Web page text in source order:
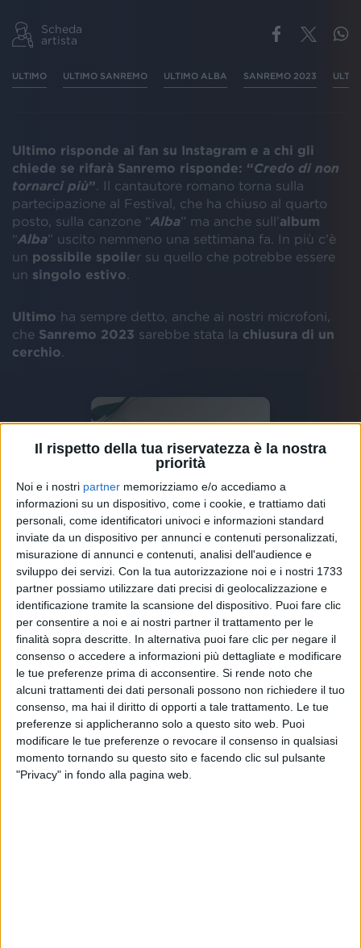
Il rispetto della tua riservatezza è la nostra
priorità
Noi e i nostri partner memorizziamo e/o accediamo a
informazioni su un dispositivo, come i cookie, e trattiamo dati
personali, come identificatori univoci e informazioni standard
inviate da un dispositivo per annunci e contenuti personalizzati,
misurazione di annunci e contenuti, analisi dell'audience e
sviluppo dei servizi. Con la tua autorizzazione noi e i nostri 1733
partner possiamo utilizzare dati precisi di geolocalizzazione e
identificazione tramite la scansione del dispositivo. Puoi fare clic
per consentire a noi e ai nostri partner il trattamento per le
finalità sopra descritte. In alternativa puoi fare clic per negare il
consenso o accedere a informazioni più dettagliate e modificare
le tue preferenze prima di acconsentire. Si rende noto che
alcuni trattamenti dei dati personali possono non richiedere il tuo
consenso, ma hai il diritto di opporti a tale trattamento. Le tue
preferenze si applicheranno solo a questo sito web. Puoi
modificare le tue preferenze o revocare il consenso in qualsiasi
momento tornando su questo sito e facendo clic sul pulsante
"Privacy" in fondo alla pagina web.
Scheda
artista
ULTIMO ULTIMO SANREMO ULTIMO ALBA SANREMO 2023
Ultimo risponde ai fan su Instagram e a chi gli
chiede se rifarà Sanremo risponde: “Credo di non
tornarci più” . Il cantautore romano torna sulla
partecipazione al Festival, che ha chiuso al quarto
posto, sulla canzone “Alba” ma anche sull’album
“Alba” uscito nemmeno una settimana fa. In più c’è
un possibile spoiler su quello che potrebbe essere
un singolo estivo
Ultimo ha sempre detto, anche ai nostri microfoni,
che Sanremo 2023 sarebbe stata la chiusura di un
cerchio
Lo ha ribadito ai fan spiegando che “Alba ” è una
canzone diversa, che ha bisogno di tempo e va
ascoltata senza fretta.